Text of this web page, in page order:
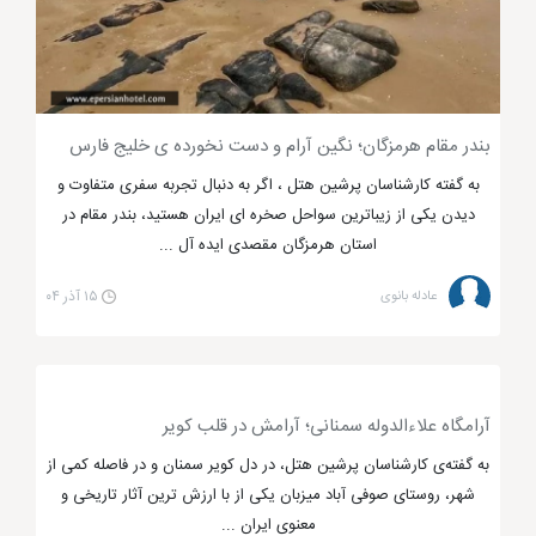
ساله چه از خارج ایران و چه از داخل ایران به این شهر سفر
می کنند. در کنار این مراکز تاریخی برای لذت بردن از سفر
مراکز تفریحی نظیر آگواریوم اصفهان، باغ پرندگان،
زیادی مانند پارک جنگلی ناژوان، پارک صفه، میدان نقش
جهان، بازار قیصریه و... نیز در این شهر وجود دارد تا
گردشگران بتوانند نهایت لذت را از سفر خود کسب کنند.
مراکز تفریحی و گردشگری ایراندر شهر تهران
پایتخت کشور ما محسوب می شود نیز بسیار زیاد می
باشد. این شهر به عنوان پایتخت سیاسی در کشور شناخته
بندر مقام هرمزگان؛ نگین آرام و دست نخورده ی خلیج فارس
به گفته کارشناسان پرشین هتل ، اگر به دنبال تجربه سفری متفاوت و
دیدن یکی از زیباترین سواحل صخره ای ایران هستید، بندر مقام در
استان هرمزگان مقصدی ایده آل ...
عادله بانوی ۱۵ آذر ۰۴
آرامگاه علاءالدوله سمنانی؛ آرامش در قلب کویر
به گفته‌ی کارشناسان پرشین هتل، در دل کویر سمنان و در فاصله کمی از
شهر، روستای صوفی آباد میزبان یکی از با ارزش ترین آثار تاریخی و
معنوی ایران ...